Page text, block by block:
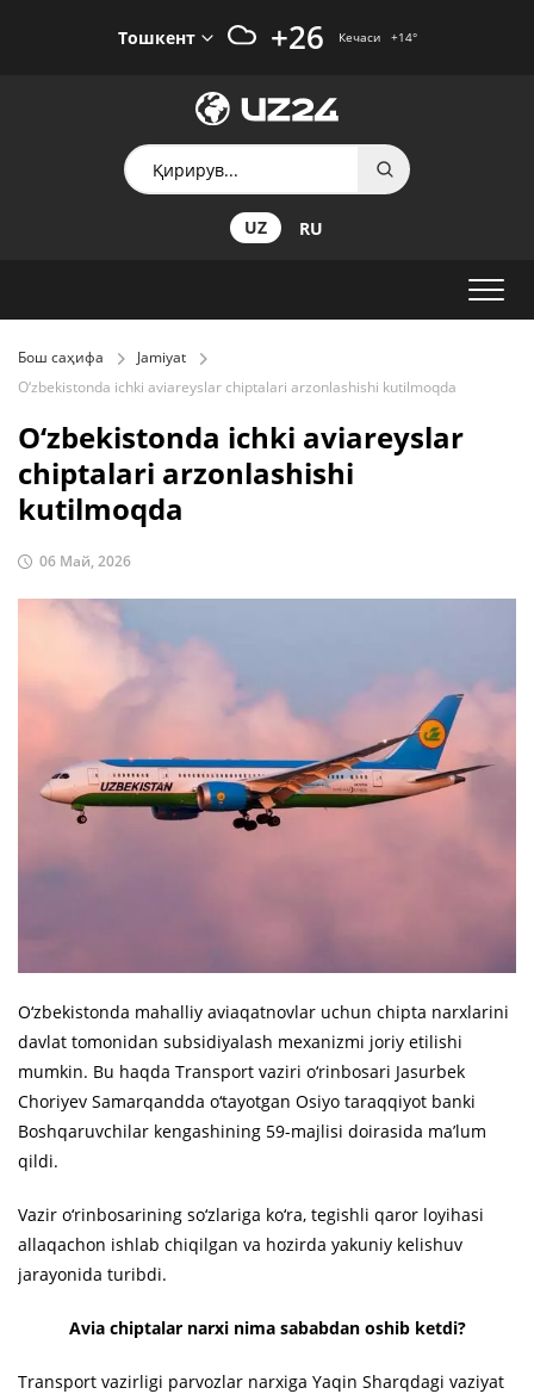
Тошкент +26 Кечаси +14°
UZ RU
Бош саҳифа
Jamiyat
O‘zbekistonda ichki aviareyslar chiptalari arzonlashishi kutilmoqda
O‘zbekistonda ichki aviareyslar
chiptalari arzonlashishi
kutilmoqda
06 Май, 2026
O‘zbekistonda mahalliy aviaqatnovlar uchun chipta narxlarini
davlat tomonidan subsidiyalash mexanizmi joriy etilishi
mumkin. Bu haqda Transport vaziri o‘rinbosari Jasurbek
Choriyev Samarqandda o‘tayotgan Osiyo taraqqiyot banki
Boshqaruvchilar kengashining 59-majlisi doirasida ma’lum
qildi.
Vazir o‘rinbosarining so‘zlariga ko‘ra, tegishli qaror loyihasi
allaqachon ishlab chiqilgan va hozirda yakuniy kelishuv
jarayonida turibdi.
Avia chiptalar narxi nima sababdan oshib ketdi?
Transport vazirligi parvozlar narxiga Yaqin Sharqdagi vaziyat